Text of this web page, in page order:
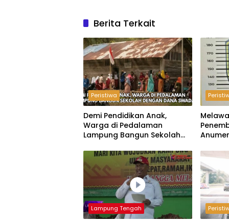
Berita Terkait
Peristiwa
Demi Pendidikan Anak,
Warga di Pedalaman
Lampung Bangun Sekolah
Lampung Tengah